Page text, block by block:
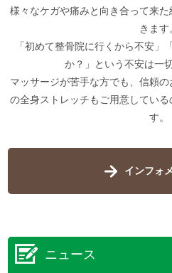
様々なケガや痛みと向き合って来
きます
「初めて整骨院に行くから不安」
か？」という不安は一
マッサージが苦手な方でも、信頼
の全身ストレッチもご用意してい
す。
インフォ
ニュース